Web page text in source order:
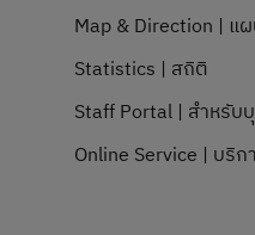
Map & Direction | แ
Statistics | สถิติ
Staff Portal | สำหรับ
Online Service | บริก